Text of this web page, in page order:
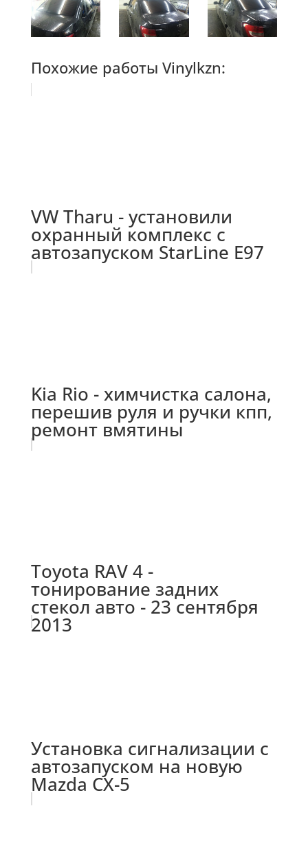
Похожие работы Vinylkzn:
VW Tharu - установили
охранный комплекс с
автозапуском StarLine E97
Kia Rio - химчистка салона,
перешив руля и ручки кпп,
ремонт вмятины
Toyota RAV 4 -
тонирование задних
стекол авто - 23 сентября
2013
Установка сигнализации с
автозапуском на новую
Mazda CX-5